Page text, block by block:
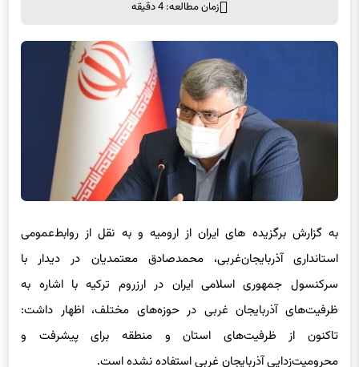
استانداری آذربایجان‌غربی، محمدصادق معتمدیان در دیدار با
سرکنسول جمهوری اسلامی ایران در ارزروم ترکیه با اشاره به
ظرفیت‌های آذربایجان غربی در حوزه‌های مختلف، اظهار داشت:
تاکنون از ظرفیت‌های استان و منطقه برای پیشرفت و
محرومیت‌زدایی آذربایجان غربی استفاده نشده است.